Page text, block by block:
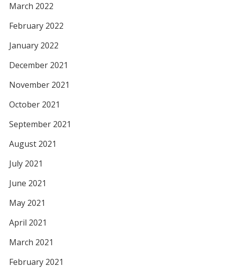
March 2022
February 2022
January 2022
December 2021
November 2021
October 2021
September 2021
August 2021
July 2021
June 2021
May 2021
April 2021
March 2021
February 2021